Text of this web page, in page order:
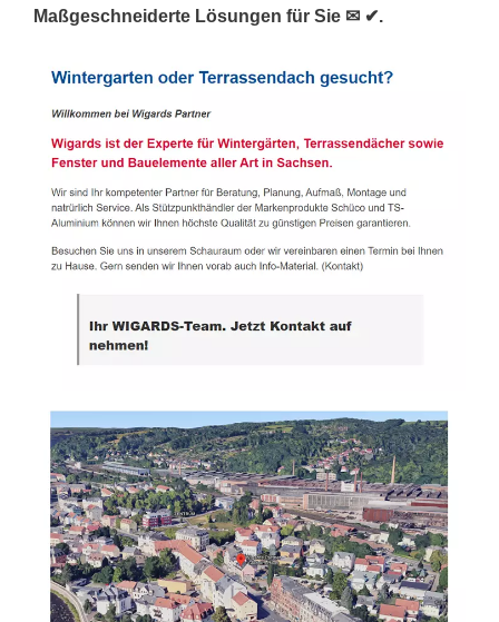
Maßgeschneiderte Lösungen für Sie ✉ ✔.